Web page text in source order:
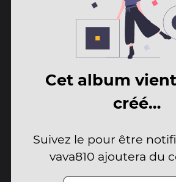
Cet album
créé…
Suivez le pour être
vava810 ajoutera du